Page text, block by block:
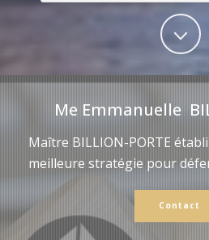
Me Emmanuelle
Maître BILLION-PORTE
meilleure stratégie pour
Contact